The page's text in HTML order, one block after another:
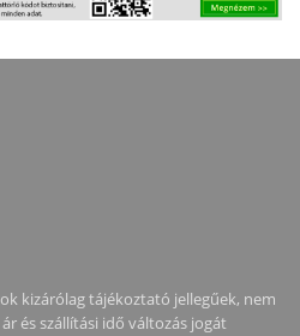
kizárólag tájékoztató jellegűek, nem
és szállítási idő változás jogát